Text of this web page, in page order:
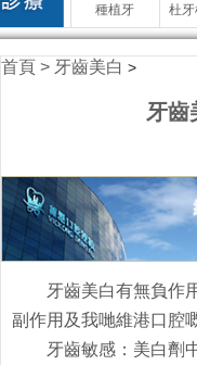
種植牙 杜
首頁 > 牙齒美白 >
牙齒
牙齒美白有無負作
副作用及我哋維港口腔
牙齒敏感：美白劑